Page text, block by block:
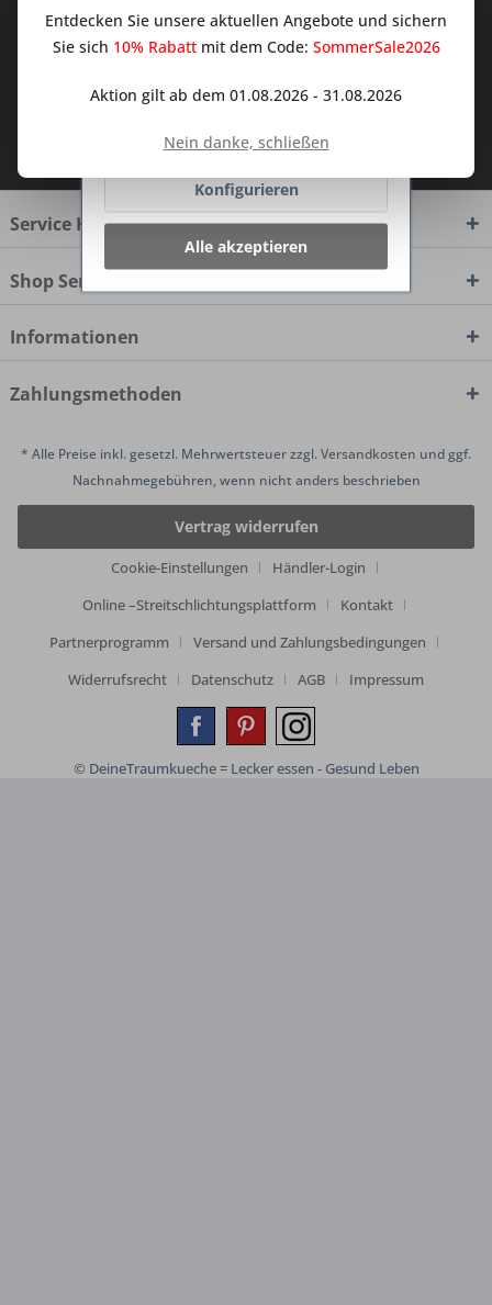
Sie keine Neuigkeit oder Aktion mehr aus
dem Traum Küchen - Shop.
Ich habe die
Datenschutzbestimmungen
Service Hotline
Shop Service
Informationen
Zahlungsmethoden
* Alle Preise inkl. gesetzl. Mehrwertsteuer zzgl.Versandkosten und ggf.
Nachnahmegebühren, wenn nicht anders beschrieben
Vertrag widerrufen
Cookie-Einstellungen
Händler-Login
Online –Streitschlichtungsplattform
Kontakt
Partnerprogramm
Versand und Zahlungsbedingungen
Widerrufsrecht
Datenschutz AGB Impressum
© DeineTraumkueche = Lecker essen - Gesund Leben
Entdecken Sie unsere aktuellen Angebote und sichern
Sie sich 10% Rabattmit dem Code: SommerSale2026
Aktion gilt ab dem 01.08.2026 - 31.08.2026
Nein danke, schließen
Netzwerken vereinfachen sollen,
werden nur mit Ihrer Zustimmung
Ablehnen
Konfigurieren
Alle akzeptieren